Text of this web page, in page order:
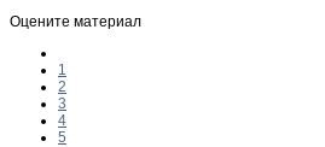
Оцените материал
1
2
3
4
5